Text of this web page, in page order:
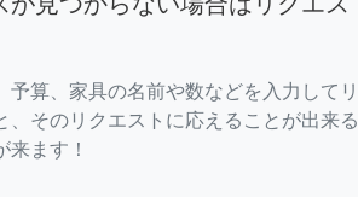
予算、家具の名前や数などを入力してリ
、そのリクエストに応えることが出来る
来ます！